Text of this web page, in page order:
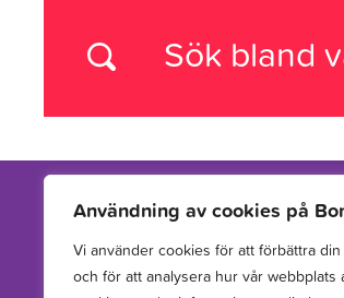
Användning av cookies på
Vi använder cookies för att förbättra
och för att analysera hur vår webbplats
Sök bland
Vi arbetar med att hitta, utveckla,